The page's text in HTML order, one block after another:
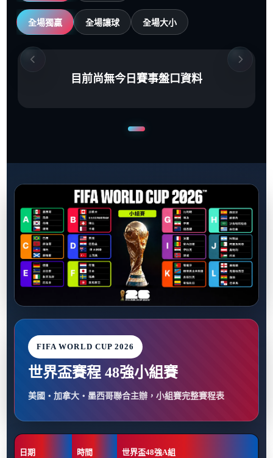
全場獨贏 全場讓球 全場大小
目前尚無今日賽事盤口資料
FIFA WORLD CUP 2026
世界盃賽程 48強小組賽
美國・加拿大・墨西哥聯合主辦，小組賽完整賽程表
日期 時間 世界盃48強A組